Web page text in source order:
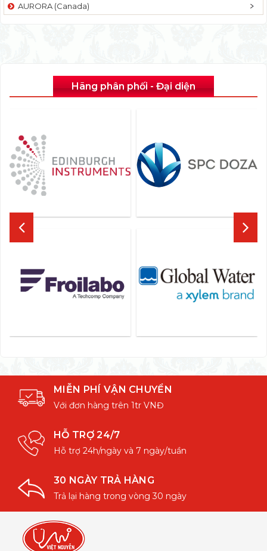
AURORA (Canada)
Hãng phân phối - Đại diện
MIỄN PHÍ VẬN CHUYỂN
Với đơn hàng trên 1tr VNĐ
HỖ TRỢ 24/7
Hỗ trợ 24h/ngày và 7 ngày/tuần
30 NGÀY TRẢ HÀNG
Trả lại hàng trong vòng 30 ngày